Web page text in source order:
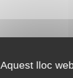
Aquest lloc